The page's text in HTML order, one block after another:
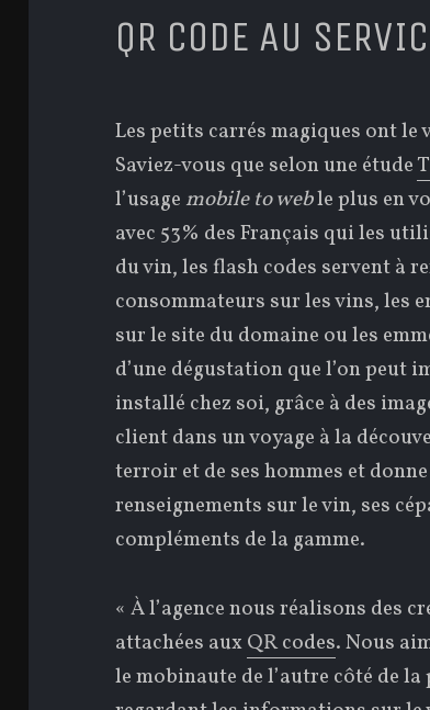
QR CODE AU
Les petits carrés magiques ont le
Saviez-vous que selon une étude
l’usage mobile to weble plus en
avec 53% des Français qui les
du vin, les flash codes servent à
consommateurs sur les vins, les
sur le site du domaine ou les
d’une dégustation que l’on
installé chez soi, grâce à des
client dans un voyage à la
terroir et de ses hommes et
renseignements sur le vin, ses
compléments de la gamme.
« À l’agence nous réalisons des
attachées auxQR codes. Nous
le mobinaute de l’autre côté de la